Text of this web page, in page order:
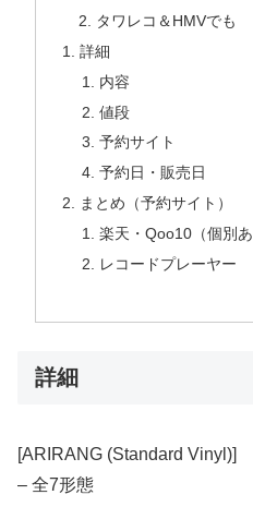
タワレコ＆HMVでも
詳細
内容
値段
予約サイト
予約日・販売日
まとめ（予約サイト）
楽天・Qoo10（個別
レコードプレーヤー
詳細
[ARIRANG (Standard Vinyl)]
– 全7形態